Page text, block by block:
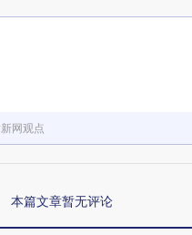
网观点
本篇文章暂无评论